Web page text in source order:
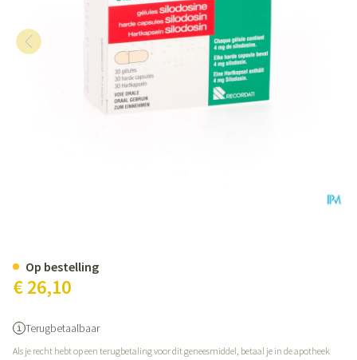
€ 26,10
Terugbetaalbaar
Als je recht hebt op een terugbetaling voor dit geneesmiddel, betaal je in de apotheek
Op bestelling